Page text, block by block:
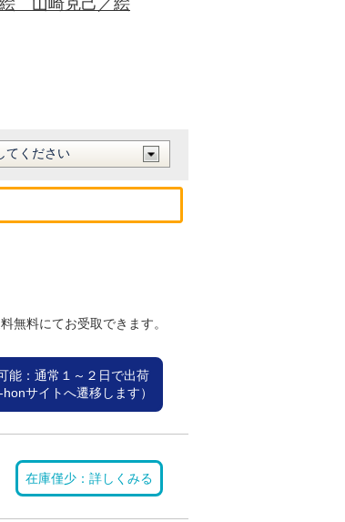
山崎克己／絵
無料にてお受取できます。
能：通常１～２日で出荷
honサイトへ遷移します）
在庫僅少：詳しくみる